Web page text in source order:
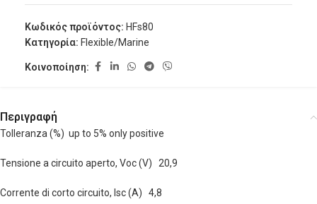
Κωδικός προϊόντος: HFs80
Κατηγορία: Flexible/Marine
Κοινοποίηση:
Περιγραφή
Tolleranza (%) up to 5% only positive
Tensione a circuito aperto, Voc (V) 20,9
Corrente di corto circuito, Isc (A) 4,8